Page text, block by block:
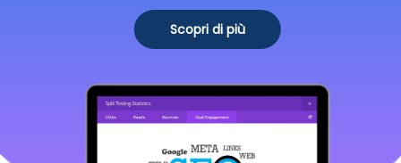
Scopri di più